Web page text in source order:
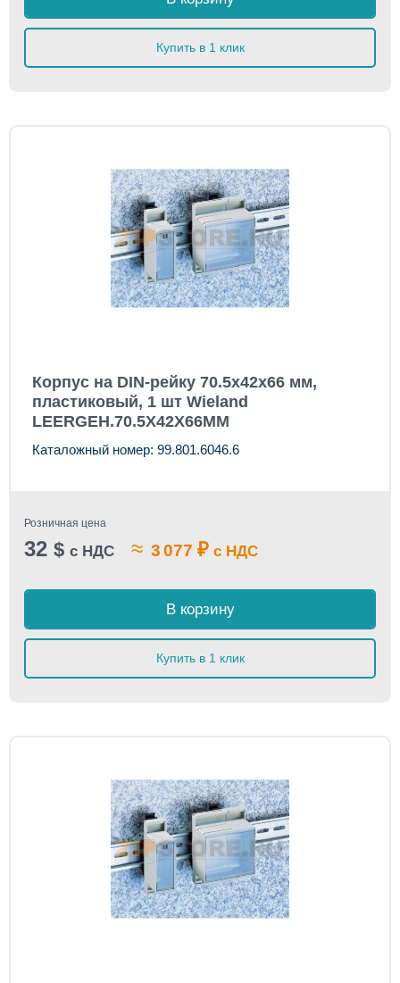
Купить в 1 клик
Корпус на DIN-рейку 70.5x42x66 мм,
пластиковый, 1 шт Wieland
LEERGEH.70.5X42X66MM
Каталожный номер: 99.801.6046.6
Розничная цена
32 $ с НДС ≈ 3 077 ₽ с НДС
В корзину
Купить в 1 клик